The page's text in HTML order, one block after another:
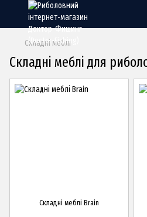
Складні меблі
Складні меблі для
Складні меблі Brain